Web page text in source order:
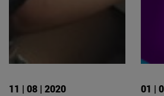
11 | 08 | 2020 01 |